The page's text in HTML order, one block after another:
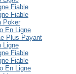
Fiable
Fiable
Poker
En Ligne
Plus Payant
Ligne
Fiable
Fiable
En Ligne